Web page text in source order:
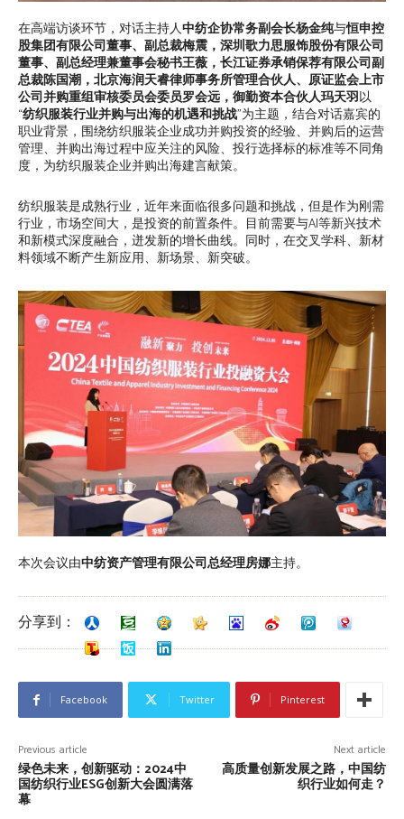
在高端访谈环节，对话主持人中纺企协常务副会长杨金纯与恒申控
股集团有限公司董事、副总裁梅震，深圳歌力思服饰股份有限公司
董事、副总经理兼董事会秘书王薇，长江证券承销保荐有限公司副
总裁陈国潮，北京海润天睿律师事务所管理合伙人、原证监会上市
公司并购重组审核委员会委员罗会远，御勤资本合伙人玛天羽以
“纺织服装行业并购与出海的机遇和挑战”为主题，结合对话嘉宾的
职业背景，围绕纺织服装企业成功并购投资的经验、并购后的运营
管理、并购出海过程中应关注的风险、投行选择标的标准等不同角
度，为纺织服装企业并购出海建言献策。
纺织服装是成熟行业，近年来面临很多问题和挑战，但是作为刚需
行业，市场空间大，是投资的前置条件。目前需要与AI等新兴技术
和新模式深度融合，迸发新的增长曲线。同时，在交叉学科、新材
料领域不断产生新应用、新场景、新突破。
本次会议由中纺资产管理有限公司总经理房娜主持。
分享到：
Facebook Twitter Pinterest
Previous article
绿色未来，创新驱动：2024中
国纺织行业ESG创新大会圆满落
幕
Next article
高质量创新发展之路，中国纺
织行业如何走？